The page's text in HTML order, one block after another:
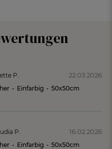
P. 22.03.2026
- Einfarbig - 50x50cm
P. 16.02.2026
- Einfarbig - 50x50cm